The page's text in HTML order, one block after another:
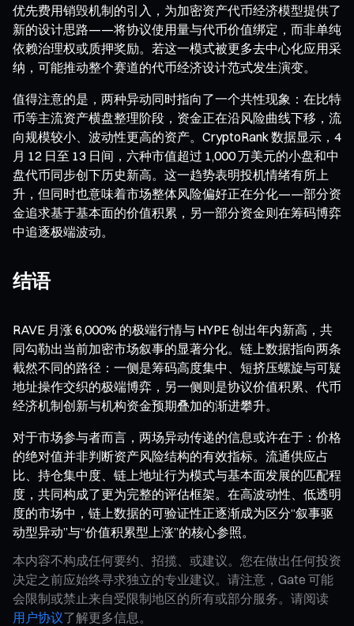
优先费用销毁机制的引入，为加密资产代币经济模型提供了
新的设计思路——将协议使用量与代币价值绑定，而非单纯
依赖治理权或质押奖励。若这一模式被更多去中心化应用采
纳，可能推动整个赛道的代币经济设计范式发生演变。
值得注意的是，两种异动同时指向了一个共性现象：在比特
币等主流资产横盘整理阶段，资金正在沿风险曲线下移，流
向规模较小、波动性更高的资产。CryptoRank 数据显示，4
月 12 日至 13 日间，六种市值超过 1,000 万美元的小盘和中
盘代币同步创下历史新高。这一趋势表明投机情绪有所上
升，但同时也意味着市场整体风险偏好正在分化——部分资
金追求基于基本面的价值积累，另一部分资金则在筹码博弈
中追逐极端波动。
结语
RAVE 月涨 6,000% 的极端行情与 HYPE 创出年内新高，共
同勾勒出当前加密市场叙事的显著分化。链上数据指向两条
截然不同的路径：一侧是筹码高度集中、短挤压螺旋与可疑
地址操作交织的极端博弈，另一侧则是协议价值积累、代币
经济机制创新与机构资金预期叠加的渐进攀升。
对于市场参与者而言，两场异动传递的信息或许在于：价格
的绝对值并非判断资产风险结构的有效指标。流通供应占
比、持仓集中度、链上地址行为模式与基本面发展的匹配程
度，共同构成了更为完整的评估框架。在高波动性、低透明
度的市场中，链上数据的可验证性正逐渐成为区分“叙事驱
动型异动”与“价值积累型上涨”的核心参照。
本内容不构成任何要约、招揽、或建议。您在做出任何投资
决定之前应始终寻求独立的专业建议。请注意，Gate 可能
会限制或禁止来自受限制地区的所有或部分服务。请阅读
用户协议了解更多信息。